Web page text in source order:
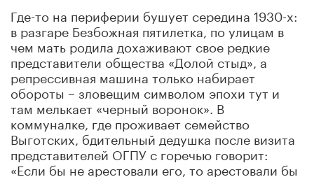
Где-то на периферии бушует середина 1930-х:
в разгаре Безбожная пятилетка, по улицам в
чем мать родила дохаживают свое редкие
представители общества «Долой стыд», а
репрессивная машина только набирает
обороты – зловещим символом эпохи тут и
там мелькает «черный воронок». В
коммуналке, где проживает семейство
Выготских, бдительный дедушка после визита
представителей ОГПУ с горечью говорит:
«Если бы не арестовали его, то арестовали бы